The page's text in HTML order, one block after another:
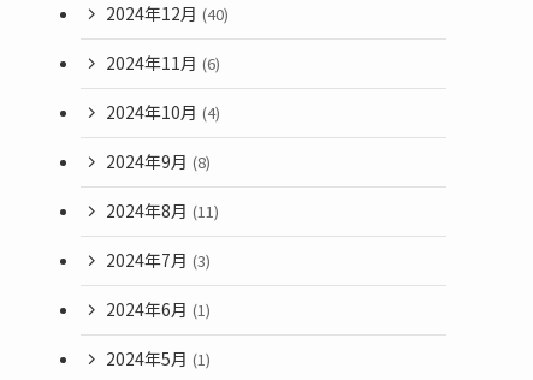
2024年12月 (40)
2024年11月 (6)
2024年10月 (4)
2024年9月 (8)
2024年8月 (11)
2024年7月 (3)
2024年6月 (1)
2024年5月 (1)